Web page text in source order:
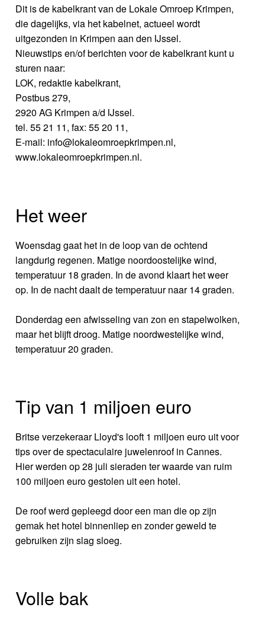
Dit is de kabelkrant van de Lokale Omroep Krimpen,
die dagelijks, via het kabelnet, actueel wordt
uitgezonden in Krimpen aan den IJssel.
Nieuwstips en/of berichten voor de kabelkrant kunt u
sturen naar:
LOK, redaktie kabelkrant,
Postbus 279,
2920 AG Krimpen a/d IJssel.
tel. 55 21 11, fax: 55 20 11,
E-mail: info@lokaleomroepkrimpen.nl,
www.lokaleomroepkrimpen.nl.
Het weer
Woensdag gaat het in de loop van de ochtend
langdurig regenen. Matige noordoostelijke wind,
temperatuur 18 graden. In de avond klaart het weer
op. In de nacht daalt de temperatuur naar 14 graden.
Donderdag een afwisseling van zon en stapelwolken,
maar het blijft droog. Matige noordwestelijke wind,
temperatuur 20 graden.
Tip van 1 miljoen euro
Britse verzekeraar Lloyd's looft 1 miljoen euro uit voor
tips over de spectaculaire juwelenroof in Cannes.
Hier werden op 28 juli sieraden ter waarde van ruim
100 miljoen euro gestolen uit een hotel.
De roof werd gepleegd door een man die op zijn
gemak het hotel binnenliep en zonder geweld te
gebruiken zijn slag sloeg.
Volle bak